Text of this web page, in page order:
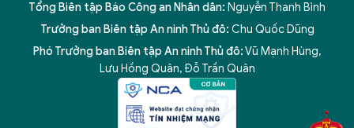
Tổng Biên tập Báo Công an Nhân dân: Nguyễn Thanh Bình
Trưởng ban Biên tập An ninh Thủ đô: Chu Quốc Dũng
Phó Trưởng ban Biên tập An ninh Thủ đô:Vũ Mạnh Hùng,
Lưu Hồng Quân, Đỗ Trần Quân
5 điểm nghẽn của Hà Nội giải pháp xử lý điểm nghẽn của